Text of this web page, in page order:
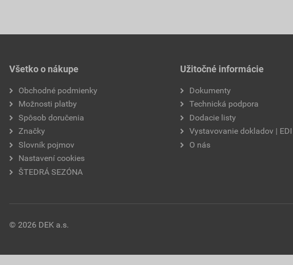
Všetko o nákupe
Obchodné podmienky
Možnosti platby
Spôsob doručenia
Značky
Slovník pojmov
Nastavení cookies
ŠTEDRÁ SEZÓNA
Užitočné informácie
Dokumenty
Technická podpora
Dodacie listy
Vystavovanie dokladov | EDI
O nás
© 2026 DEK a.s.